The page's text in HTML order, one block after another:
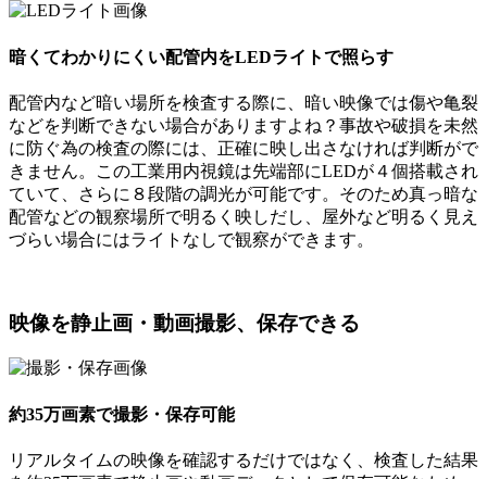
暗くてわかりにくい配管内をLEDライトで照らす
配管内など暗い場所を検査する際に、暗い映像では傷や亀裂
などを判断できない場合がありますよね？事故や破損を未然
に防ぐ為の検査の際には、正確に映し出さなければ判断がで
きません。この工業用内視鏡は先端部にLEDが４個搭載され
ていて、さらに８段階の調光が可能です。そのため真っ暗な
配管などの観察場所で明るく映しだし、屋外など明るく見え
づらい場合にはライトなしで観察ができます。
映像を静止画・動画撮影、保存できる
約35万画素で撮影・保存可能
リアルタイムの映像を確認するだけではなく、検査した結果